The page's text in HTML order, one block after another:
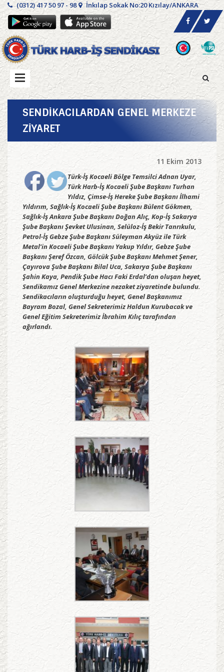
(0312) 417 50 97 - 98 İnkılap Sokak No:20 Kızılay/ANKARA
SENDİKACILARDAN GENEL MERKEZE
ZİYARET
11 Ekim 2013
Türk-İş Kocaeli Bölge Temsilci Adnan Uyar,
Türk Harb-İş Kocaeli Şube Başkanı Turhan
Yıldız, Çimse-İş Hereke Şube Başkanı İlhami
Yıldırım, Sağlık-İş Kocaeli Şube Başkanı Bülent Gökmen,
Sağlık-İş Ankara Şube Başkanı Doğan Alıç, Kop-İş Sakarya
Şube Başkanı Şevket Ulusinan, Selüloz-İş Bekir Tanrıkulu,
Petrol-İş Gebze Şube Başkanı Süleyman Akyüz ile Türk
Metal’in Kocaeli Şube Başkanı Yakup Yıldır, Gebze Şube
Başkanı Şeref Özcan, Gölcük Şube Başkanı Mehmet Şener,
Çayırova Şube Başkanı Bilal Uca, Sakarya Şube Başkanı
Şahin Kaya, Pendik Şube Hacı Faki Erdal’dan oluşan heyet,
Sendikamız Genel Merkezine nezaket ziyaretinde bulundu.
Sendikacıların oluşturduğu heyet, Genel Başkanımız
Bayram Bozal, Genel Sekreterimiz Haldun Kurubacak ve
Genel Eğitim Sekreterimiz İbrahim Kılıç tarafından
ağırlandı.